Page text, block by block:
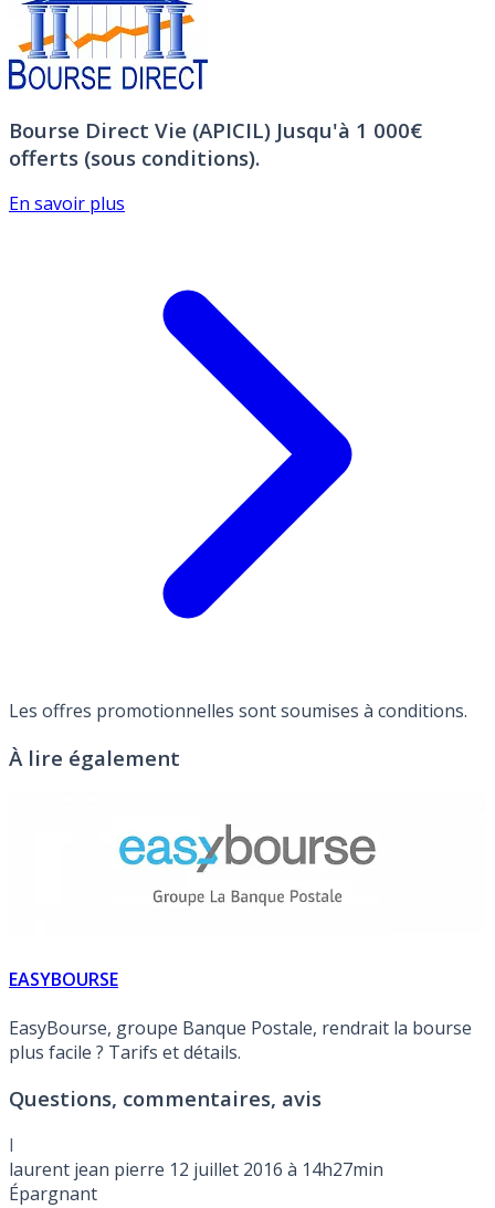
Bourse Direct Vie (APICIL) Jusqu'à 1 000€
offerts (sous conditions).
En savoir plus
Les offres promotionnelles sont soumises à conditions.
À lire également
EASYBOURSE
EasyBourse, groupe Banque Postale, rendrait la bourse
plus facile ? Tarifs et détails.
Questions, commentaires, avis
l
laurent jean pierre 12 juillet 2016 à 14h27min
Épargnant